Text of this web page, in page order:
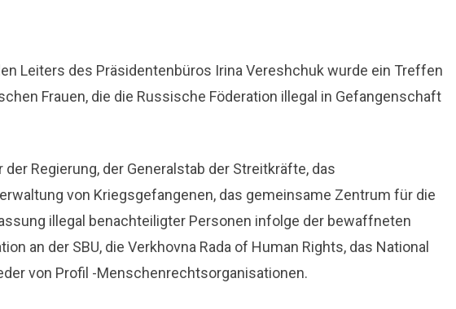
Leiters des Präsidentenbüros Irina Vereshchuk wurde ein Treffen
Frauen, die die Russische Föderation illegal in Gefangenschaft
Regierung, der Generalstab der Streitkräfte, das
von Kriegsgefangenen, das gemeinsame Zentrum für die
illegal benachteiligter Personen infolge der bewaffneten
an der SBU, die Verkhovna Rada of Human Rights, das National
von Profil -Menschenrechtsorganisationen.